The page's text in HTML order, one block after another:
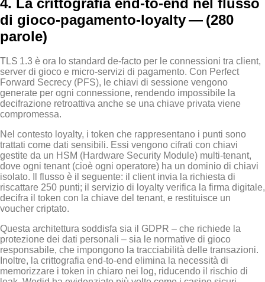
di gioco‑pagamento‑loyalty — (280
parole)
TLS 1.3 è ora lo standard de‑facto per le connessioni tra client,
server di gioco e micro‑servizi di pagamento. Con Perfect
Forward Secrecy (PFS), le chiavi di sessione vengono
generate per ogni connessione, rendendo impossibile la
decifrazione retroattiva anche se una chiave privata viene
compromessa.
Nel contesto loyalty, i token che rappresentano i punti sono
trattati come dati sensibili. Essi vengono cifrati con chiavi
gestite da un HSM (Hardware Security Module) multi‑tenant,
dove ogni tenant (cioè ogni operatore) ha un dominio di chiavi
isolato. Il flusso è il seguente: il client invia la richiesta di
riscattare 250 punti; il servizio di loyalty verifica la firma digitale,
decifra il token con la chiave del tenant, e restituisce un
voucher criptato.
Questa architettura soddisfa sia il GDPR – che richiede la
protezione dei dati personali – sia le normative di gioco
responsabile, che impongono la tracciabilità delle transazioni.
Inoltre, la crittografia end‑to‑end elimina la necessità di
memorizzare i token in chiaro nei log, riducendo il rischio di